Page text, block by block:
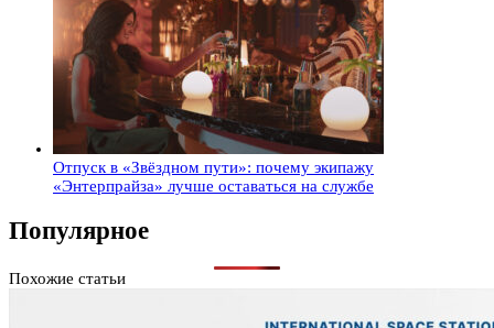
Отпуск в «Звёздном пути»: почему экипажу
«Энтерпрайза» лучше оставаться на службе
Популярное
Похожие статьи